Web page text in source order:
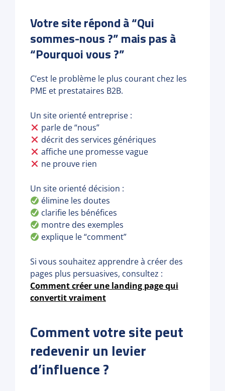
Votre site répond à “Qui
sommes-nous ?” mais pas à
“Pourquoi vous ?”
C’est le problème le plus courant chez les
PME et prestataires B2B.
Un site orienté entreprise :
parle de “nous”
décrit des services génériques
affiche une promesse vague
ne prouve rien
Un site orienté décision :
élimine les doutes
clarifie les bénéfices
montre des exemples
explique le “comment”
Si vous souhaitez apprendre à créer des
pages plus persuasives, consultez :
Comment créer une landing page qui
convertit vraiment
Comment votre site peut
redevenir un levier
d’influence ?